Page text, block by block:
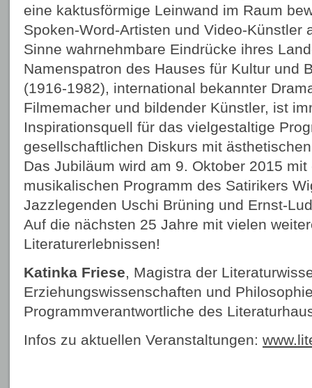
eine kaktusförmige Leinwand im Raum
Spoken-Word-Artisten und Video-Künstler
Sinne wahrnehmbare Eindrücke ihres
Namenspatron des Hauses für Kultur und
(1916-1982), international bekannter
Filmemacher und bildender Künstler, ist
Inspirationsquell für das vielgestaltige
gesellschaftlichen Diskurs mit
Das Jubiläum wird am 9. Oktober 2015
musikalischen Programm des Satirikers
Jazzlegenden Uschi Brüning und Ernst-
Auf die nächsten 25 Jahre mit vielen
Literaturerlebnissen!
Katinka Friese, Magistra der
Erziehungswissenschaften und
Programmverantwortliche des
Infos zu aktuellen Veranstaltungen: